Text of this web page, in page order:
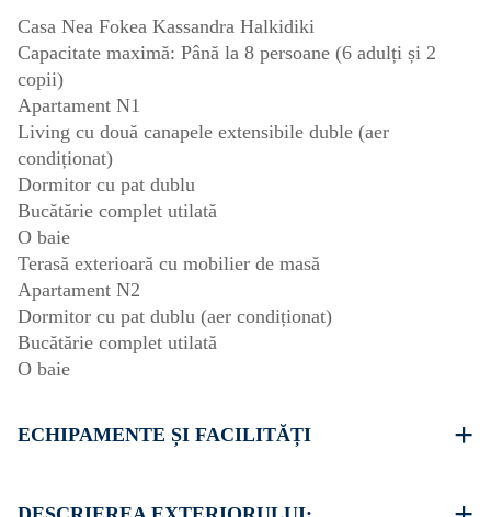
Casa Nea Fokea Kassandra Halkidiki
Capacitate maximă: Până la 8 persoane (6 adulți și 2
copii)
Apartament N1
Living cu două canapele extensibile duble (aer
condiționat)
Dormitor cu pat dublu
Bucătărie complet utilată
O baie
Terasă exterioară cu mobilier de masă
Apartament N2
Dormitor cu pat dublu (aer condiționat)
Bucătărie complet utilată
O baie
ECHIPAMENTE ȘI FACILITĂȚI